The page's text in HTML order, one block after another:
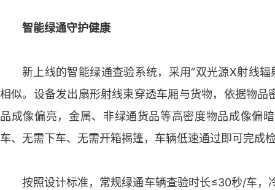
智能绿通守护健康
新上线的智能绿通查验系统，采用“双光源X射线
相似。设备发出扇形射线束穿透车厢与货物，依据物
品成像偏亮，金属、非绿通货品等高密度物品成像偏
车、无需下车、无需开箱揭篷，车辆低速通过即可完成
按照设计标准，常规绿通车辆查验时长≤30秒/车